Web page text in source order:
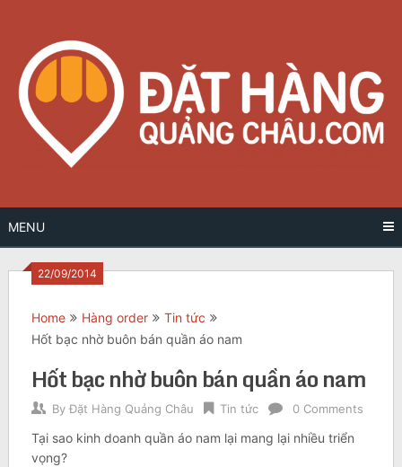
content
MENU
22/09/2014
Home Hàng order
Tin tức
Hốt bạc nhờ buôn bán quần áo nam
Hốt bạc nhờ buôn bán quần áo nam
By Đặt Hàng Quảng Châu Tin tức 0 Comments
Tại sao kinh doanh quần áo nam lại mang lại nhiều triển
vọng?